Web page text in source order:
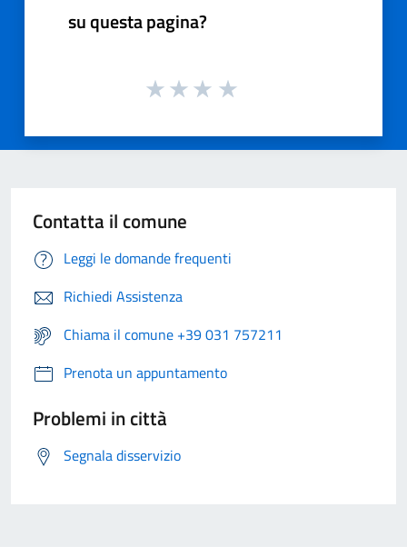
su questa pagina?
Contatta il comune
Leggi le domande frequenti
Richiedi Assistenza
Chiama il comune +39 031 757211
Prenota un appuntamento
Problemi in città
Segnala disservizio